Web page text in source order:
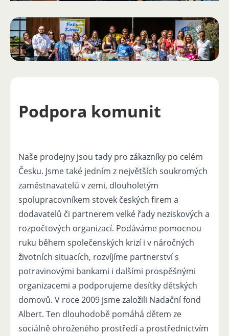
Podpora komunit
Naše prodejny jsou tady pro zákazníky po celém
Česku. Jsme také jedním z největších soukromých
zaměstnavatelů v zemi, dlouholetým
spolupracovníkem stovek českých firem a
dodavatelů či partnerem velké řady neziskových a
rozpočtových organizací. Podáváme pomocnou
ruku během společenských krizí i v náročných
životních situacích, rozvíjíme partnerství s
potravinovými bankami i dalšími prospěšnými
organizacemi a podporujeme desítky dětských
domovů. V roce 2009 jsme založili Nadační fond
Albert. Ten dlouhodobě pomáhá dětem ze
sociálně ohroženého prostředí a prostřednictvím